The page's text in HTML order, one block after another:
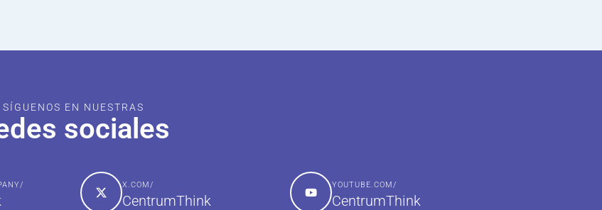
SÍGUENOS EN NUESTRAS
sociales
X.COM/
CentrumThink
YOUTUBE.COM/
CentrumThink